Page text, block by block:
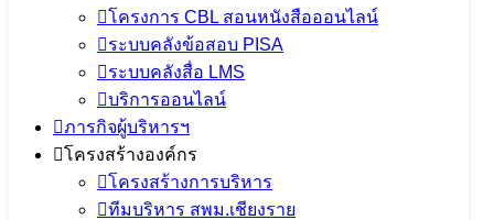
โครงการ CBL สอนหนังสือออนไลน์
ระบบคลังข้อสอบ PISA
ระบบคลังสื่อ LMS
บริการออนไลน์
ภารกิจผู้บริหารฯ
โครงสร้างองค์กร
โครงสร้างการบริหาร
ทีมบริหาร สพม.เชียงราย
28 กุมภาพันธ์ 202528 กุมภาพันธ์ 2025
PR
ข่าวประชาสัมพันธ์ สพม.เชียงราย